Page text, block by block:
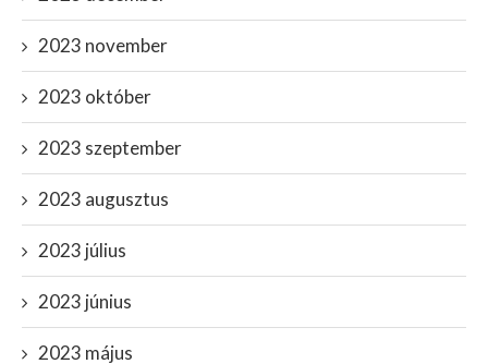
2023 november
2023 október
2023 szeptember
2023 augusztus
2023 július
2023 június
2023 május